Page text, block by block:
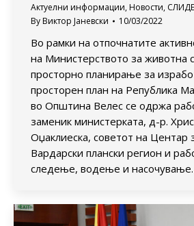
Актуелни информации, Новости,
By Виктор Јаневски 10/03/2022
Во рамки на отпочнатите
на Министерството за животна
просторно планирање за
просторен план на Република
во Општина Велес се одржа
заменик министерката, д-р.
Оџаклиеска, советот на Центар
Вардарски плански регион и
следење, водење и